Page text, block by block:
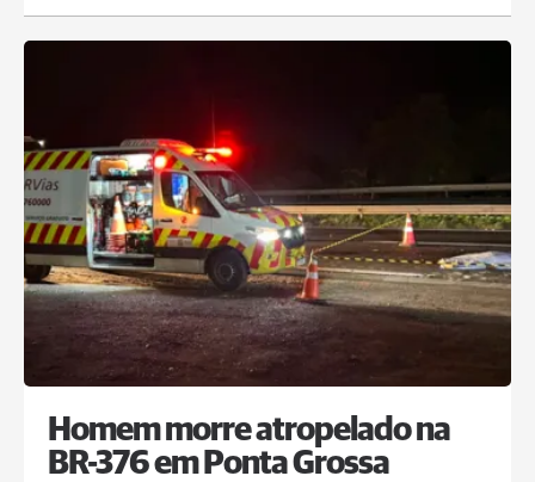
Homem morre atropelado na
BR-376 em Ponta Grossa